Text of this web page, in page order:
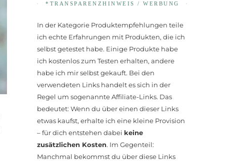
*TRANSPARENZHINWEIS / WERBUNG
In der Kategorie Produktempfehlungen teile
ich echte Erfahrungen mit Produkten, die ich
selbst getestet habe. Einige Produkte habe
ich kostenlos zum Testen erhalten, andere
habe ich mir selbst gekauft. Bei den
verwendeten Links handelt es sich in der
Regel um sogenannte Affiliate-Links. Das
bedeutet: Wenn du über einen dieser Links
etwas kaufst, erhalte ich eine kleine Provision
– für dich entstehen dabei keine
zusätzlichen Kosten. Im Gegenteil:
Manchmal bekommst du über diese Links